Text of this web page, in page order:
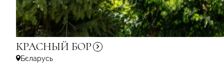
КРАСНЫЙ БОР
Бєларусь